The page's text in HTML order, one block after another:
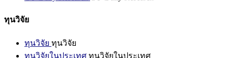
ทุนวิจัย
ทุนวิจัย ทุนวิจัย
ทุนวิจัยในประเทศ ทุนวิจัยในประเทศ